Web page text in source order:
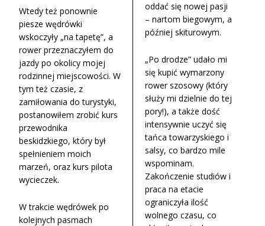
Wtedy też ponownie
piesze wędrówki
wskoczyły „na tapetę”, a
rower przeznaczyłem do
jazdy po okolicy mojej
rodzinnej miejscowości. W
tym też czasie, z
zamiłowania do turystyki,
postanowiłem zrobić kurs
przewodnika
beskidzkiego, który był
spełnieniem moich
marzeń, oraz kurs pilota
wycieczek.
W trakcie wędrówek po
kolejnych pasmach
oddać się nowej pasji
– nartom biegowym, a
później skiturowym.
„Po drodze” udało mi
się kupić wymarzony
rower szosowy (który
służy mi dzielnie do tej
pory!), a także dość
intensywnie uczyć się
tańca towarzyskiego i
salsy, co bardzo mile
wspominam.
Zakończenie studiów i
praca na etacie
ograniczyła ilość
wolnego czasu, co